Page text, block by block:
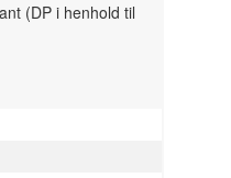
(DP i henhold til